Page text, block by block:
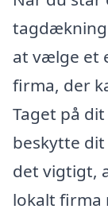
tagdækning
at vælge et
firma, der
Taget på
beskytte
det vigtigt,
lokalt firma